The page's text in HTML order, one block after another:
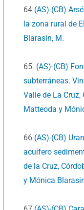
64 (AS)-(CB)
la zona rural de
Blarasin, M.
65 (AS)-(CB)
subterráneas.
Valle de La Cruz,
Matteoda y
66 (AS)-(CB)
acuífero
de la Cruz,
y Mónica